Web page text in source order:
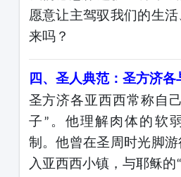
愿意让主驾驭我们的生
来吗？
四、圣人典范：圣方济各
圣方济各亚西西常称自
子 ” 。他理解肉体的软
制。他曾在圣周时光脚
入亚西西小镇，与耶稣的“